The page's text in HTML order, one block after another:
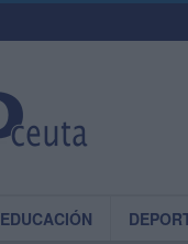
EDUCACIÓN